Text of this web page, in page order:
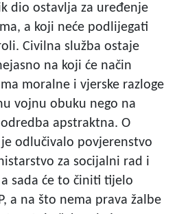
dio ostavlja za uređenje
a koji neće podlijegati
Civilna služba ostaje
na koji će način
moralne i vjerske razloge
vojnu obuku nego na
apstraktna. O
odlučivalo povjerenstvo
za socijalni rad i
sada će to činiti tijelo
a na što nema prava žalbe